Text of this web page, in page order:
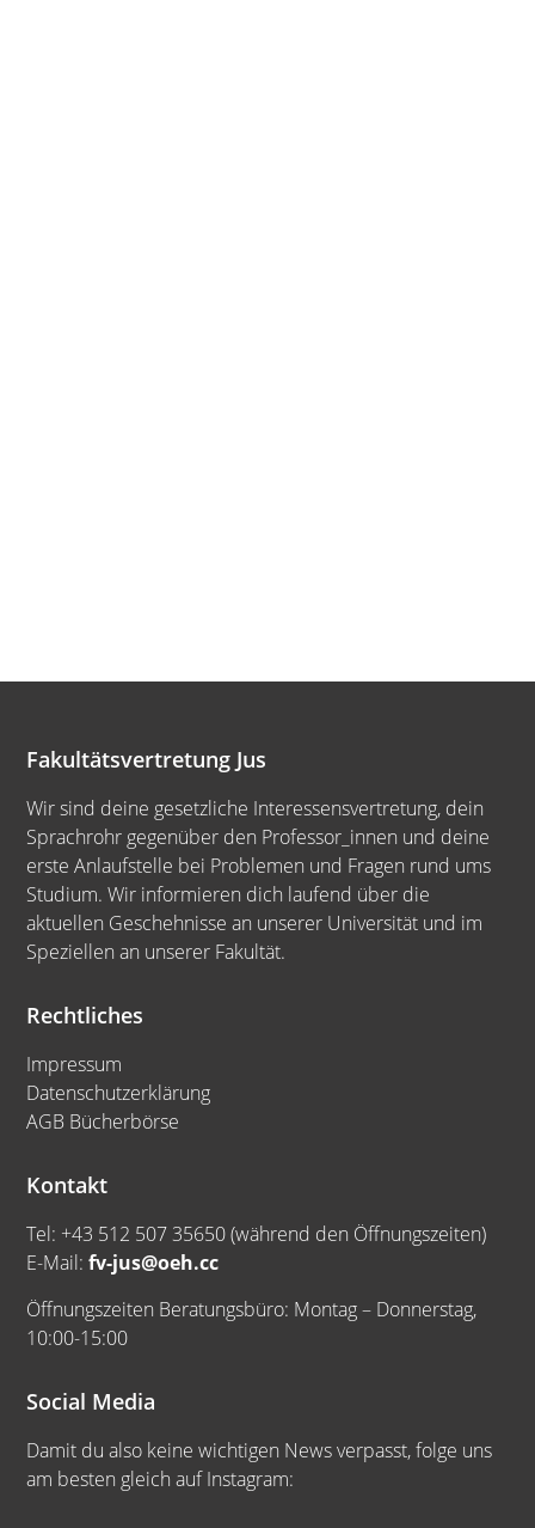
Fakultätsvertretung Jus
Wir sind deine gesetzliche Interessensvertretung, dein
Sprachrohr gegenüber den Professor_innen und deine
erste Anlaufstelle bei Problemen und Fragen rund ums
Studium. Wir informieren dich laufend über die
aktuellen Geschehnisse an unserer Universität und im
Speziellen an unserer Fakultät.
Rechtliches
Impressum
Datenschutzerklärung
AGB Bücherbörse
Kontakt
Tel: +43 512 507 35650 (während den Öffnungszeiten)
E-Mail:fv-jus@oeh.cc
Öffnungszeiten Beratungsbüro: Montag – Donnerstag,
10:00-15:00
Social Media
Damit du also keine wichtigen News verpasst, folge uns
am besten gleich auf Instagram: